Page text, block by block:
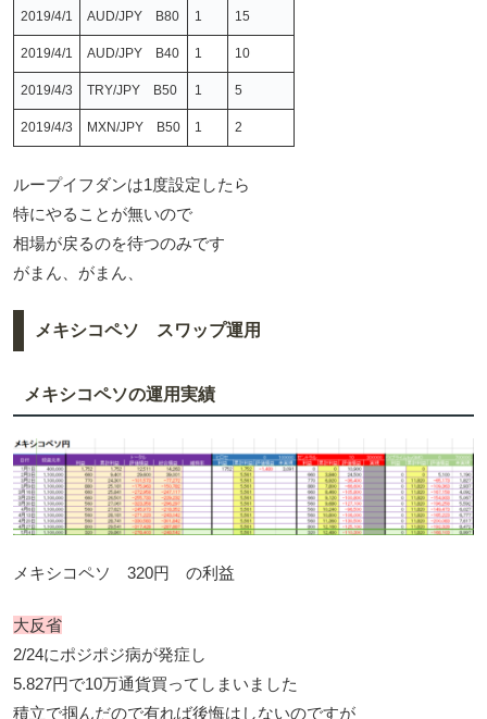
2019/4/1 AUD/JPY B80 1 15
2019/4/1 AUD/JPY B40 1 10
2019/4/3 TRY/JPY B50 1 5
2019/4/3 MXN/JPY B50 1 2
ループイフダンは1度設定したら
特にやることが無いので
相場が戻るのを待つのみです
がまん、がまん、
メキシコペソ スワップ運用
メキシコペソの運用実績
メキシコペソ 320円 の利益
大反省
2/24にポジポジ病が発症し
5.827円で10万通貨買ってしまいました
積立で掴んだので有れば後悔はしないのですが